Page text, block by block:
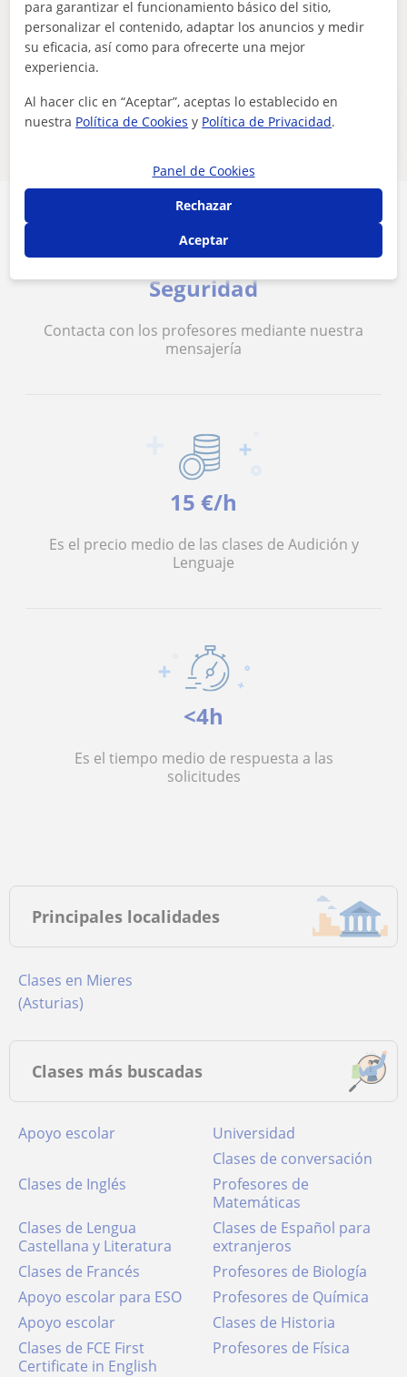
profesores
Eliminar filtros
Guardar búsqueda
Estos profesores de audición y lenguaje
online pueden interesarte
Seguridad
Contacta con los profesores mediante nuestra
mensajería
15 €/h
Es el precio medio de las clases de Audición y
Lenguaje
<4h
Es el tiempo medio de respuesta a las
solicitudes
Principales localidades
Clases en Mieres
(Asturias)
Clases más buscadas
Apoyo escolar
Universidad
Clases de conversación
Clases de Inglés
Profesores de
Matemáticas
Clases de Lengua
Castellana y Literatura
Clases de Español para
extranjeros
Clases de Francés
Profesores de Biología
Apoyo escolar para ESO
Profesores de Química
Apoyo escolar
Clases de Historia
Clases de FCE First
Certificate in English
Profesores de Física
para garantizar el funcionamiento básico del sitio,
personalizar el contenido, adaptar los anuncios y medir
su eficacia, así como para ofrecerte una mejor
experiencia.
Al hacer clic en “Aceptar”, aceptas lo establecido en
nuestra Política de Cookies y Política de Privacidad.
Panel de Cookies
Rechazar
Aceptar